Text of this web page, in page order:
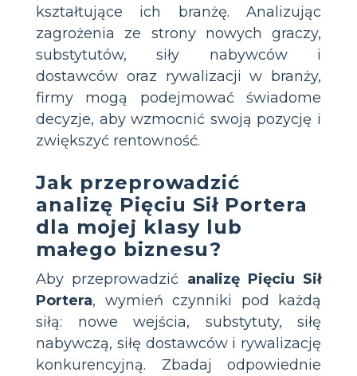
kształtujące ich branżę. Analizując
zagrożenia ze strony nowych graczy,
substytutów, siły nabywców i
dostawców oraz rywalizacji w branży,
firmy mogą podejmować świadome
decyzje, aby wzmocnić swoją pozycję i
zwiększyć rentowność.
Jak przeprowadzić
analizę Pięciu Sił Portera
dla mojej klasy lub
małego biznesu?
Aby przeprowadzić analizę Pięciu Sił
Portera, wymień czynniki pod każdą
siłą: nowe wejścia, substytuty, siłę
nabywczą, siłę dostawców i rywalizację
konkurencyjną. Zbadaj odpowiednie